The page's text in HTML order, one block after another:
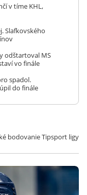
v tíme KHL,
Slafkovského
odštartoval MS
vo finále
spadol.
do finále
bodovanie Tipsport ligy